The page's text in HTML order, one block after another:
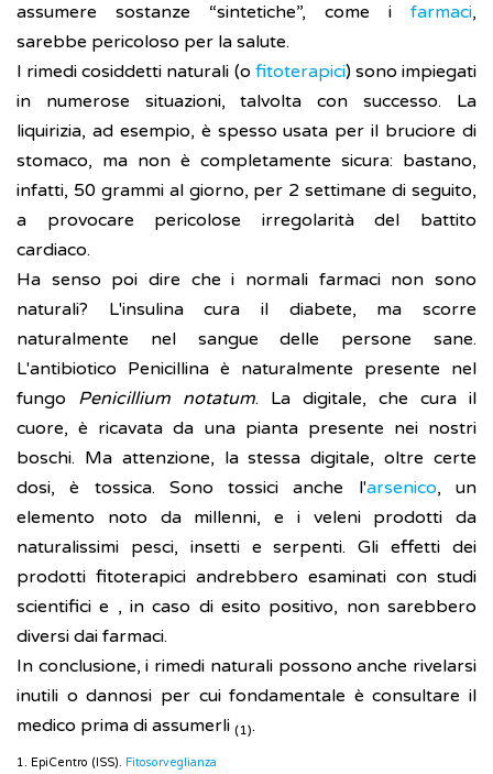
assumere sostanze “sintetiche”, come i farmaci,
sarebbe pericoloso per la salute.
I rimedi cosiddetti naturali (o fitoterapici) sono impiegati
in numerose situazioni, talvolta con successo. La
liquirizia, ad esempio, è spesso usata per il bruciore di
stomaco, ma non è completamente sicura: bastano,
infatti, 50 grammi al giorno, per 2 settimane di seguito,
a provocare pericolose irregolarità del battito
cardiaco.
Ha senso poi dire che i normali farmaci non sono
naturali? L'insulina cura il diabete, ma scorre
naturalmente nel sangue delle persone sane.
L'antibiotico Penicillina è naturalmente presente nel
fungo Penicillium notatum. La digitale, che cura il
cuore, è ricavata da una pianta presente nei nostri
boschi. Ma attenzione, la stessa digitale, oltre certe
dosi, è tossica. Sono tossici anche l'arsenico, un
elemento noto da millenni, e i veleni prodotti da
naturalissimi pesci, insetti e serpenti. Gli effetti dei
prodotti fitoterapici andrebbero esaminati con studi
scientifici e , in caso di esito positivo, non sarebbero
diversi dai farmaci.
In conclusione, i rimedi naturali possono anche rivelarsi
inutili o dannosi per cui fondamentale è consultare il
medico prima di assumerli (1).
1. EpiCentro (ISS). Fitosorveglianza